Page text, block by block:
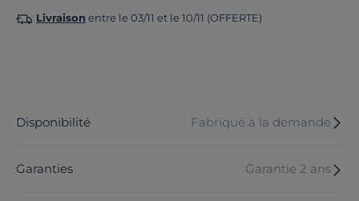
Livraison entre le 03/11 et le 10/11 (OFFERTE)
Disponibilité Fabriqué à la demande
Garanties Garantie 2 ans